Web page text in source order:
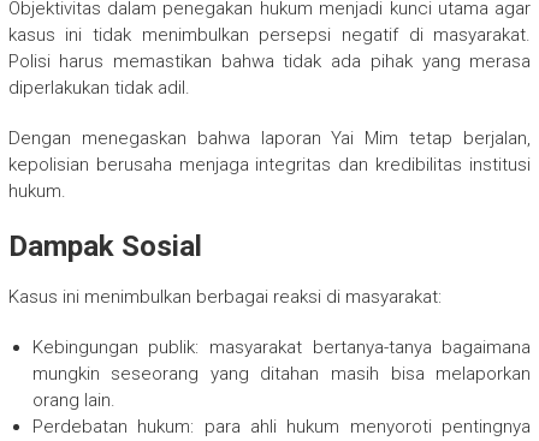
Objektivitas dalam penegakan hukum menjadi kunci utama agar
kasus ini tidak menimbulkan persepsi negatif di masyarakat.
Polisi harus memastikan bahwa tidak ada pihak yang merasa
diperlakukan tidak adil.
Dengan menegaskan bahwa laporan Yai Mim tetap berjalan,
kepolisian berusaha menjaga integritas dan kredibilitas institusi
hukum.
Dampak Sosial
Kasus ini menimbulkan berbagai reaksi di masyarakat:
Kebingungan publik: masyarakat bertanya-tanya bagaimana
mungkin seseorang yang ditahan masih bisa melaporkan
orang lain.
Perdebatan hukum: para ahli hukum menyoroti pentingnya